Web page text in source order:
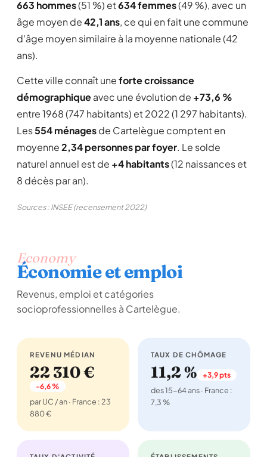
663 hommes(51 %) et634 femmes(49 %), avec un
âge moyen de42,1 ans, ce qui en fait une commune
d'âge moyen similaire à la moyenne nationale (42
ans).
Cette ville connaît uneforte croissance
démographiqueavec une évolution de +73,6 %
entre 1968 (747 habitants) et 2022 (1 297 habitants).
Les554 ménagesde Cartelègue comptent en
moyenne2,34 personnes par foyer. Le solde
naturel annuel est de +4 habitants(12 naissances et
8 décès par an).
Sources : INSEE (recensement 2022)
Economy
Économie et emploi
Revenus, emploi et catégories
socioprofessionnelles à Cartelègue.
REVENU MÉDIAN
22 310 €
-6,6 %
par UC / an · France : 23
880 €
TAUX DE CHÔMAGE
11,2 % +3,9 pts
des 15-64 ans · France :
7,3 %